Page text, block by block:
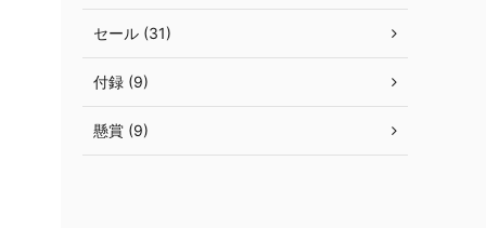
セール (31)
付録 (9)
懸賞 (9)